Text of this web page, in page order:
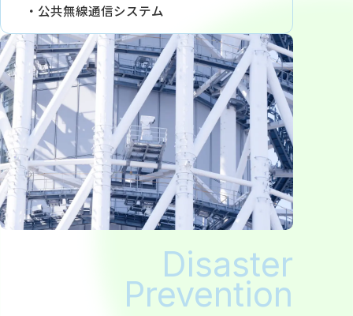
公共無線通信システム
Disaster
Prevention